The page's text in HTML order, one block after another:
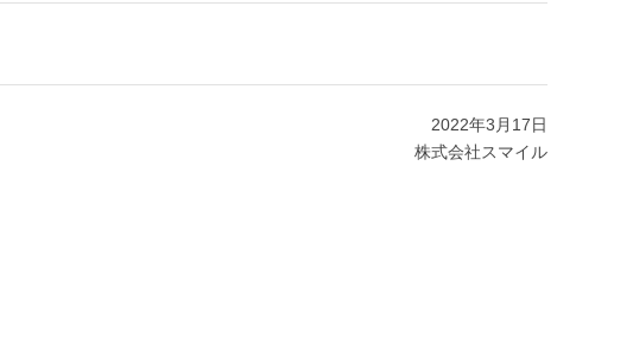
2022年3月17日
株式会社スマイル